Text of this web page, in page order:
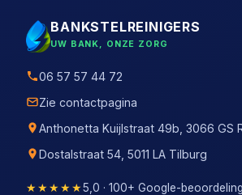
BANKSTELREINIGERS
UW BANK, ONZE ZORG
06 57 57 44 72
Zie contactpagina
Anthonetta Kuijlstraat 49b, 3066 GS
Dostalstraat 54, 5011 LA Tilburg
★★★★★5,0 · 100+ Google-